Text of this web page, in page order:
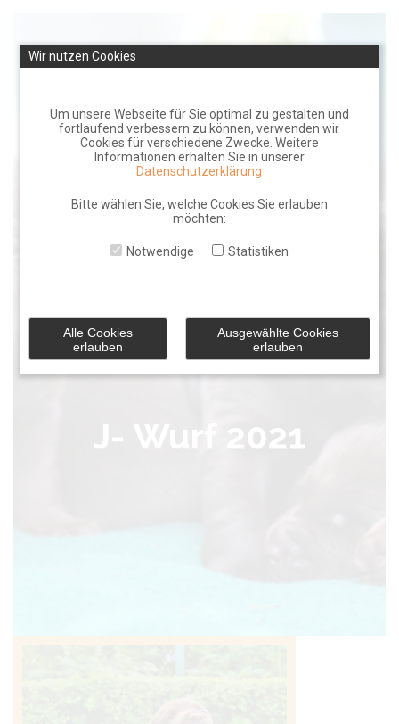
to
content
J- Wurf 2021
Wir nutzen Cookies
Um unsere Webseite für Sie optimal zu gestalten und
fortlaufend verbessern zu können, verwenden wir
Cookies für verschiedene Zwecke. Weitere
Informationen erhalten Sie in unserer
Datenschutzerklärung
Bitte wählen Sie, welche Cookies Sie erlauben
möchten:
Notwendige Statistiken
Alle Cookies
erlauben
Ausgewählte Cookies
erlauben